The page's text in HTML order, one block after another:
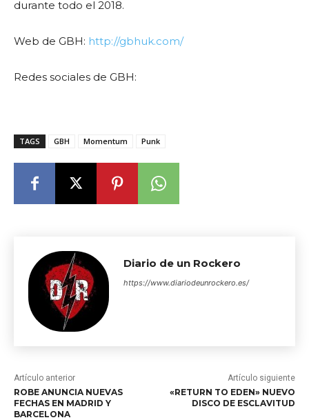
durante todo el 2018.
Web de GBH: http://gbhuk.com/
Redes sociales de GBH:
TAGS GBH Momentum Punk
Diario de un Rockero
https://www.diariodeunrockero.es/
Artículo anterior
ROBE ANUNCIA NUEVAS
FECHAS EN MADRID Y
BARCELONA
Artículo siguiente
«RETURN TO EDEN» NUEVO
DISCO DE ESCLAVITUD